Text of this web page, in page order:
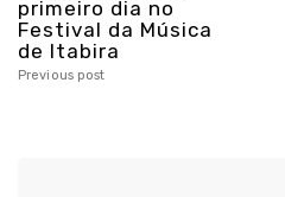
primeiro dia no
Festival da Música
de Itabira
Previous post